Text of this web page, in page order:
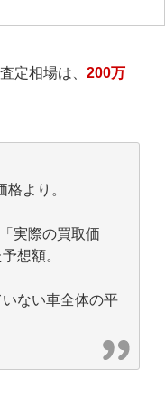
定相場は、 200万
より。
実際の買取価
想額。
ない車全体の平